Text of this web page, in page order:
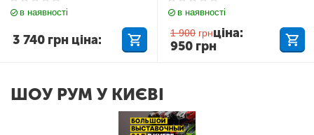
в наявності
3 740 грн ціна:
в наявності
1 900 грн
950 грн
ціна:
ШОУ РУМ У КИЄВІ